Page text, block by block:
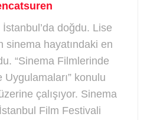
doğdu. Lise
sinema hayatındaki en
“Sinema Filmlerinde
konulu
çalışıyor. Sinema
Film Festivali